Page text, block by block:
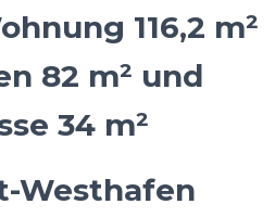
A
L
116,2 m²
82 m² und
34 m²
Westhafen